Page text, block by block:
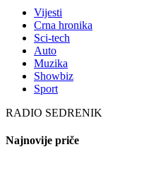
Vijesti
Crna hronika
Sci-tech
Auto
Muzika
Showbiz
Sport
RADIO SEDRENIK
Najnovije priče